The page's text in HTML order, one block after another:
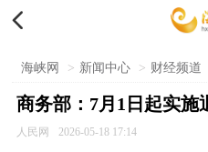

海峡网 > 新闻中心 > 财经频道
商务部：7月1日起实施
人民网 2026-05-18 17:14